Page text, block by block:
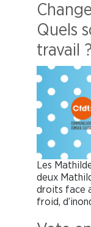
Quels
travail ?
Les
deux
droits face
froid,